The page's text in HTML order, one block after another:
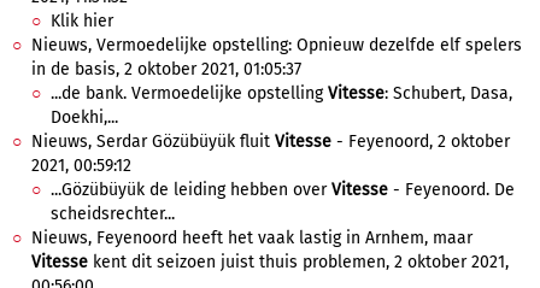
Klik hier
Nieuws, Vermoedelijke opstelling: Opnieuw dezelfde elf spelers
in de basis, 2 oktober 2021, 01:05:37
...de bank. Vermoedelijke opstellingVitesse: Schubert, Dasa,
Doekhi,...
Nieuws, Serdar Gözübüyük fluit Vitesse - Feyenoord, 2 oktober
2021, 00:59:12
...Gözübüyük de leiding hebben overVitesse - Feyenoord. De
scheidsrechter...
Nieuws, Feyenoord heeft het vaak lastig in Arnhem, maar
Vitesse kent dit seizoen juist thuis problemen, 2 oktober 2021,